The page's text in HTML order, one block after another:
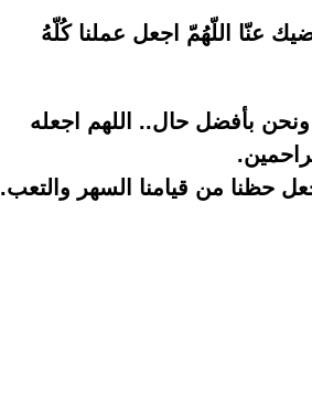
عنّا اللّهُمّ اجعل عملنا كُلّهُ
ونحن بأفضل حال.. اللهم اجعله
حظنا من قيامنا السهر والتعب.